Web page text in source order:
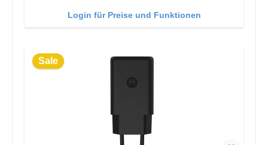
Login für Preise und Funktionen
Sale